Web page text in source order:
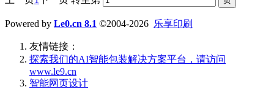
Powered by Le0.cn 8.1 ©2004-2026 乐享印刷
友情链接：
探索我们的‌AI智能包装解决方案平台‌，请访问
www.le9.cn
智能网页设计